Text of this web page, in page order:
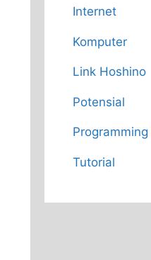
Internet
Komputer
Link Hoshino
Potensial
Programming
Tutorial